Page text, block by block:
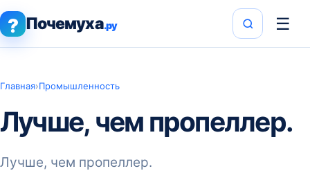
? Почемуха.ру ☰
Главная›Промышленность
Лучше, чем пропеллер.
Лучше, чем пропеллер.